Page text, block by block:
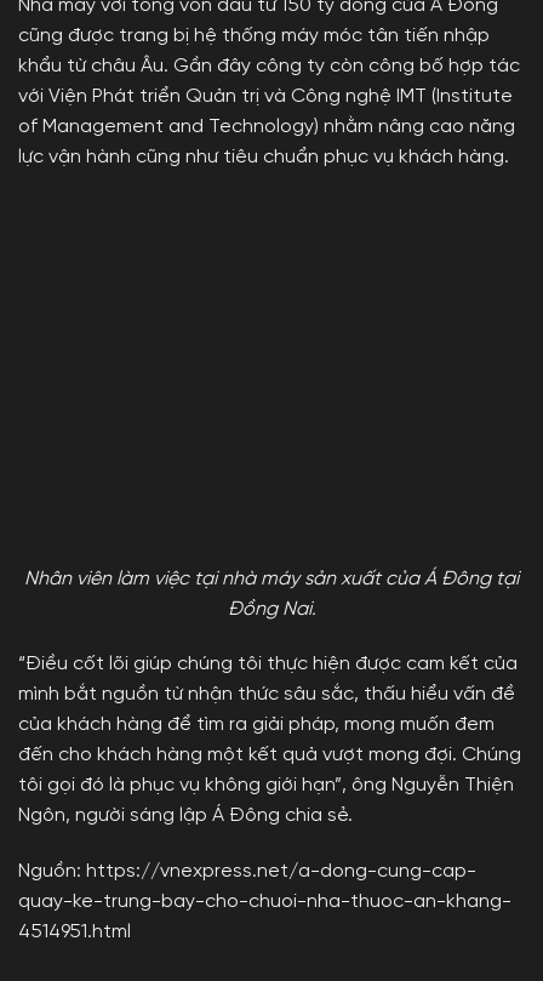
Nhà máy với tổng vốn đầu tư 150 tỷ đồng của Á Đông
cũng được trang bị hệ thống máy móc tân tiến nhập
khẩu từ châu Âu. Gần đây công ty còn công bố hợp tác
với Viện Phát triển Quản trị và Công nghệ IMT (Institute
of Management and Technology) nhằm nâng cao năng
lực vận hành cũng như tiêu chuẩn phục vụ khách hàng.
Nhân viên làm việc tại nhà máy sản xuất của Á Đông tại
Đồng Nai.
“Điều cốt lõi giúp chúng tôi thực hiện được cam kết của
mình bắt nguồn từ nhận thức sâu sắc, thấu hiểu vấn đề
của khách hàng để tìm ra giải pháp, mong muốn đem
đến cho khách hàng một kết quả vượt mong đợi. Chúng
tôi gọi đó là phục vụ không giới hạn”, ông Nguyễn Thiện
Ngôn, người sáng lập Á Đông chia sẻ.
Nguồn: https://vnexpress.net/a-dong-cung-cap-
quay-ke-trung-bay-cho-chuoi-nha-thuoc-an-khang-
4514951.html